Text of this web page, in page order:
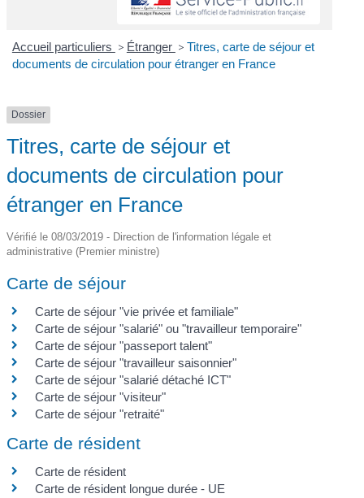
Accueil particuliers > Étranger > Titres, carte de séjour et
documents de circulation pour étranger en France
Dossier
Titres, carte de séjour et
documents de circulation pour
étranger en France
Vérifié le 08/03/2019 - Direction de l'information légale et
administrative (Premier ministre)
Carte de séjour
Carte de séjour "vie privée et familiale"
Carte de séjour "salarié" ou "travailleur temporaire"
Carte de séjour "passeport talent"
Carte de séjour "travailleur saisonnier"
Carte de séjour "salarié détaché ICT"
Carte de séjour "visiteur"
Carte de séjour "retraité"
Carte de résident
Carte de résident
Carte de résident longue durée - UE